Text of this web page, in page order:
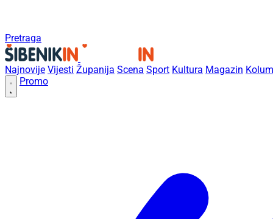
Pretraga
Najnovije Vijesti Županija Scena Sport Kultura Magazin
Promo